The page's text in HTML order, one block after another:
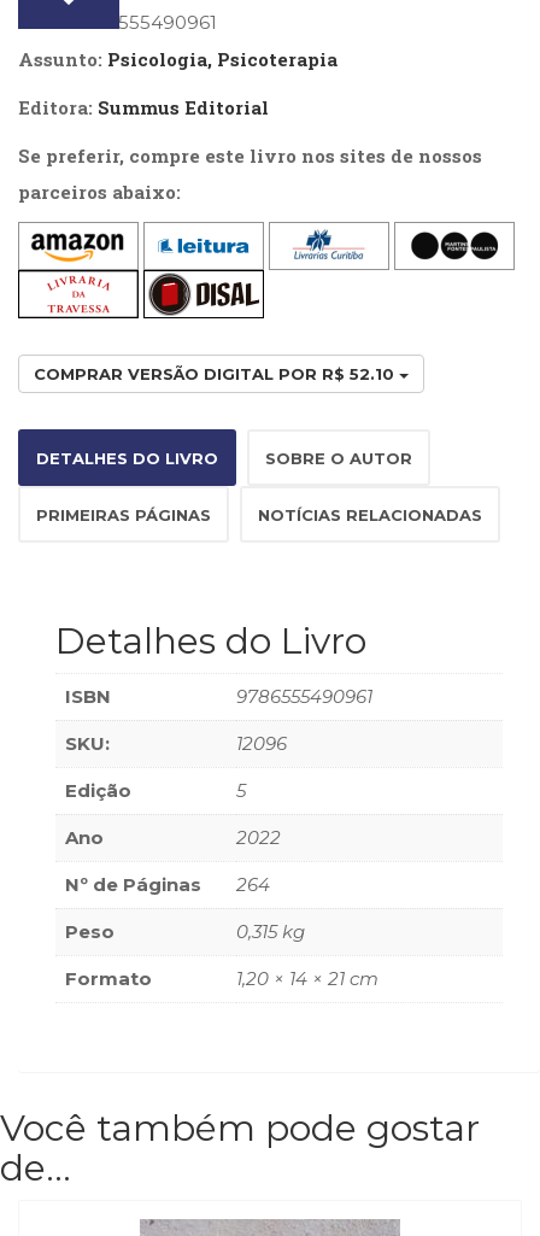
Puericultura
Rádio
Relações
Públicas
Comunicação
Empresarial
(31)
Religião,
Filosofia
(63)
(0)
africanos
(30)
Terapia
(21)
Treinamento
e
RH
(65)
(1)
Vida
Prática
(32)
quantidade
: 9786555490961
Assunto: Psicologia, Psicoterapia
Editora: Summus Editorial
Se preferir, compre este livro nos sites de nossos
parceiros abaixo:
COMPRAR VERSÃO DIGITAL POR R$ 52.10
DETALHES DO LIVRO SOBRE O AUTOR
PRIMEIRAS PÁGINAS NOTÍCIAS RELACIONADAS
Detalhes do Livro
ISBN 9786555490961
SKU: 12096
Edição 5
Ano 2022
Nº de Páginas 264
Peso 0,315 kg
Formato 1,20 × 14 × 21 cm
Você também pode gostar
de…